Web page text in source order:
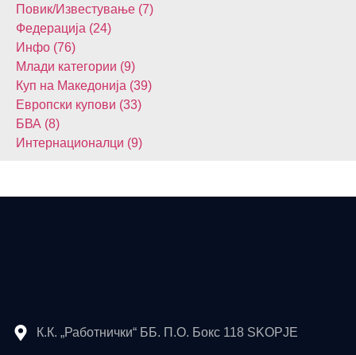
Повик/Известување (7)
Федерација (24)
Инфо (76)
Млади категории (9)
Куп на Македонија (39)
Европски купови (33)
БВА (8)
Интернационалци (9)
К.К. „Работнички“ ББ. П.О. Бокс 118 SKOPJE